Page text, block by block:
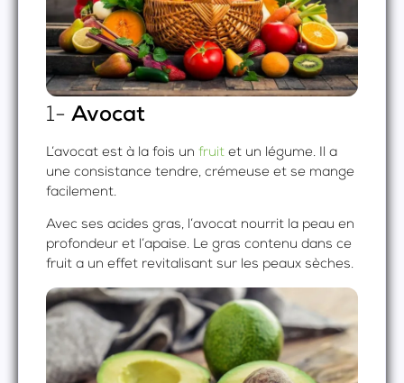
1- Avocat
L’avocat est à la fois un fruit et un légume. Il a
une consistance tendre, crémeuse et se mange
facilement.
Avec ses acides gras, l’avocat nourrit la peau en
profondeur et l’apaise. Le gras contenu dans ce
fruit a un effet revitalisant sur les peaux sèches.